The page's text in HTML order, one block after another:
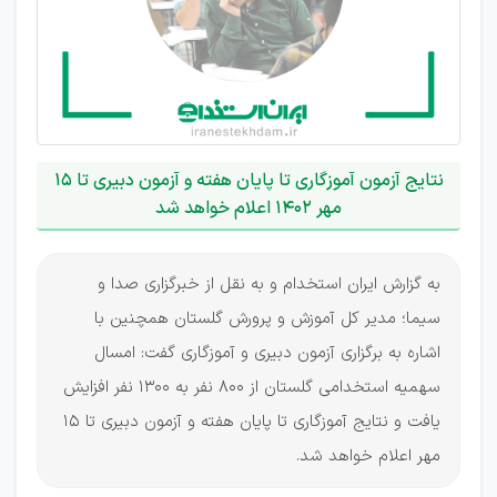
نتایج آزمون آموزگاری تا پایان هفته و آزمون دبیری تا 15
مهر 1402 اعلام خواهد شد
به گزارش ایران استخدام و به نقل از خبرگزاری صدا و
سیما؛ مدیر کل آموزش و پرورش گلستان همچنین با
اشاره به برگزاری آزمون دبیری و آموزگاری گفت: امسال
سهمیه استخدامی گلستان از ۸۰۰ نفر به ۱۳۰۰ نفر افزایش
یافت و نتایج آموزگاری تا پایان هفته و آزمون دبیری تا ۱۵
مهر اعلام خواهد شد.